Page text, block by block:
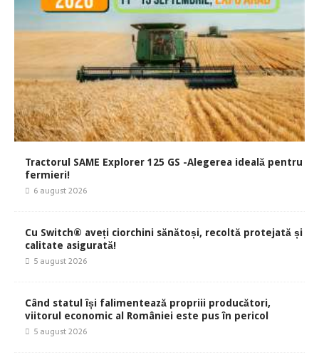
Tractorul SAME Explorer 125 GS -Alegerea ideală pentru
fermieri!
6 august 2026
Cu Switch® aveți ciorchini sănătoși, recoltă protejată și
calitate asigurată!
5 august 2026
Când statul își falimentează propriii producători,
viitorul economic al României este pus în pericol
5 august 2026